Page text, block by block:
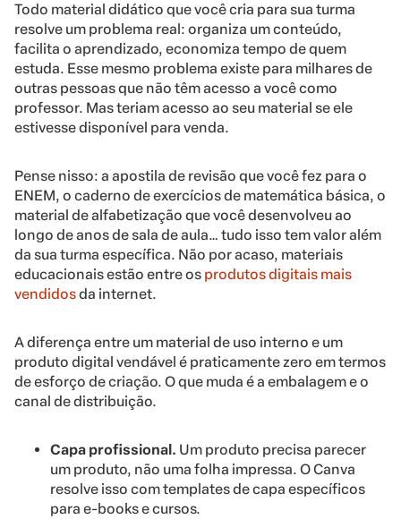
Todo material didático que você cria para sua turma
resolve um problema real: organiza um conteúdo,
facilita o aprendizado, economiza tempo de quem
estuda. Esse mesmo problema existe para milhares de
outras pessoas que não têm acesso a você como
professor. Mas teriam acesso ao seu material se ele
estivesse disponível para venda.
Pense nisso: a apostila de revisão que você fez para o
ENEM, o caderno de exercícios de matemática básica, o
material de alfabetização que você desenvolveu ao
longo de anos de sala de aula… tudo isso tem valor além
da sua turma específica. Não por acaso, materiais
educacionais estão entre os produtos digitais mais
vendidosda internet.
A diferença entre um material de uso interno e um
produto digital vendável é praticamente zero em termos
de esforço de criação. O que muda é a embalagem e o
canal de distribuição.
Capa profissional. Um produto precisa parecer
um produto, não uma folha impressa. O Canva
resolve isso com templates de capa específicos
para e-books e cursos.